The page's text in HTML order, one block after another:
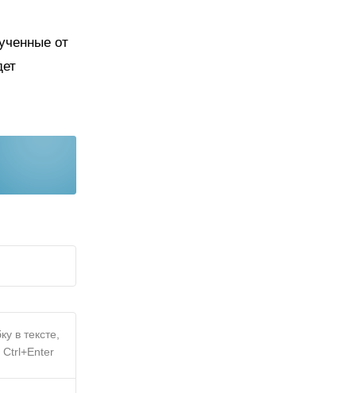
от
в тексте,